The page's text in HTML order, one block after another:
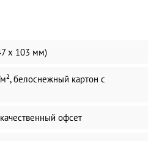
х 103 мм)
белоснежный картон с
офсет